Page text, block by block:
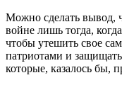
Можно сделать вывод,
войне лишь тогда,
чтобы утешить свое
патриотами и
которые, казалось бы,